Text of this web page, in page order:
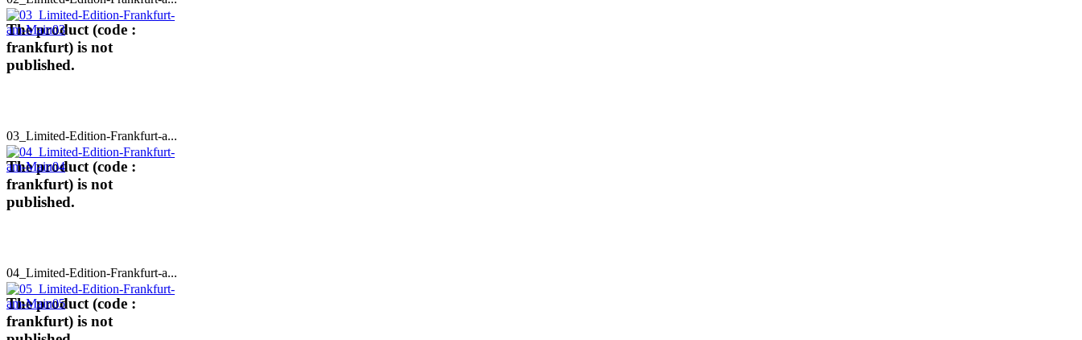
The product (code :
frankfurt) is not
published.
03_Limited-Edition-Frankfurt-a...
The product (code :
frankfurt) is not
published.
04_Limited-Edition-Frankfurt-a...
The product (code :
frankfurt) is not